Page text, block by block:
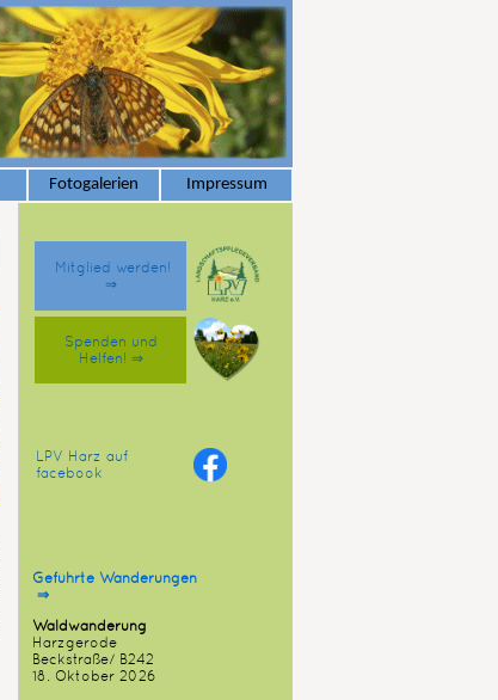
Fotogalerien Impressum
Mitglied werden!
⇒
Spenden und
Helfen! ⇒
LPV Harz auf
facebook
Geführte Wanderungen
⇒
Waldwanderung
Harzgerode
Beckstraße/ B242
18. Oktober 2026